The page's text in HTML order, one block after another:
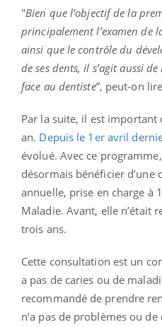
"Bien que l’objectif de la
principalement l’examen de
ainsi que le contrôle du
de ses dents, il s’agit aussi
face au dentiste”, peut-on
Par la suite, il est
an. Depuis le 1er avril
évolué. Avec ce
désormais bénéficier
annuelle, prise en charge à
Maladie. Avant, elle n’était
trois ans.
Cette consultation est un
a pas de caries ou de
recommandé de prendre
n’a pas de problèmes ou